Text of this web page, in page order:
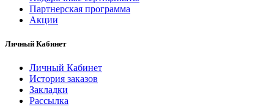
Партнерская программа
Акции
Личный Кабинет
Личный Кабинет
История заказов
Закладки
Рассылка